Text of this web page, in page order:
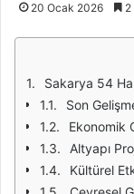
20 Ocak 2026
Sakarya 54
Son
Ekonomik
Altyapı
Kültürel